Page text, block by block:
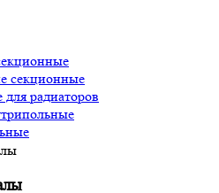
секционные
радиаторов